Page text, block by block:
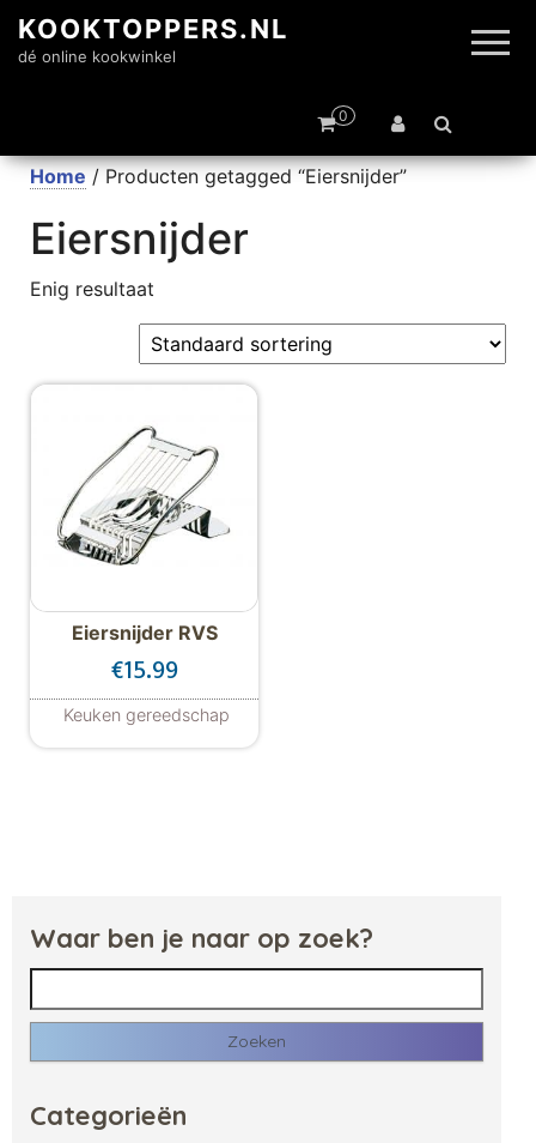
KOOKTOPPERS.NL
dé online kookwinkel
0
Home / Producten getagged “Eiersnijder”
Eiersnijder
Enig resultaat
Eiersnijder RVS
€15.99
Keuken gereedschap
Waar ben je naar op zoek?
Zoeken naar:
Categorieën